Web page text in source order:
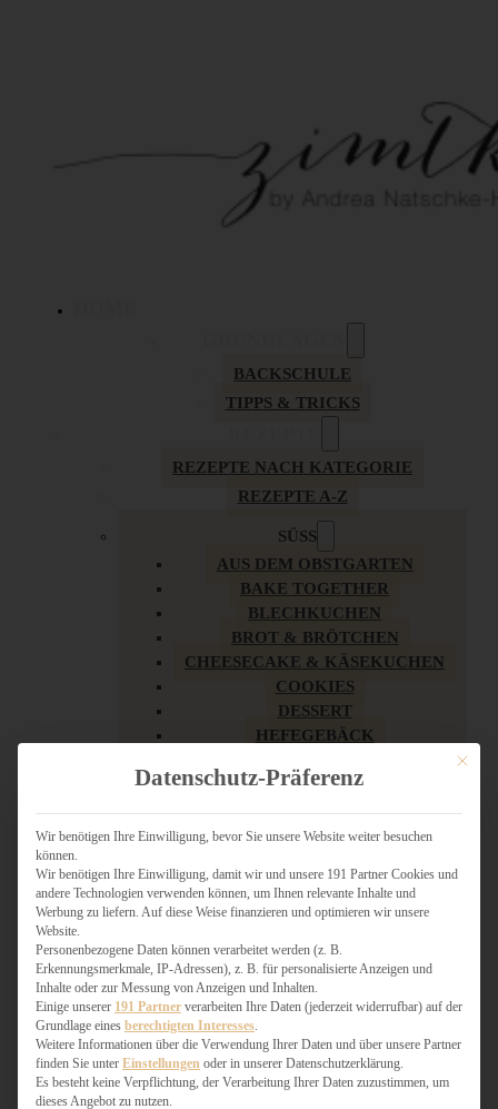
BACKSCHULE
TIPPS & TRICKS
REZEPTE NACH KATEGORIE
REZEPTE A-Z
SÜSS
AUS DEM OBSTGARTEN
BAKE TOGETHER
BLECHKUCHEN
BROT & BRÖTCHEN
CHEESECAKE & KÄSEKUCHEN
COOKIES
DESSERT
HEFEGEBÄCK
KUCHEN
LOW CARB & GESÜNDER
MY AMERICAN BAKERY
SCHOKOLADIGES
SÜSSES HAUPTGERICHT
TÖRTCHEN
VEGAN SÜSS
WEIHNACHTSBÄCKEREI
HERZHAFT
Mit
Datenschutz-Präferenz
Wir benötigen Ihre Einwilligung, bevor Sie unsere Website weiter besuchen
können.
Wir benötigen Ihre Einwilligung, damit wir und unsere 191 Partner Cookies und
andere Technologien verwenden können, um Ihnen relevante Inhalte und
Werbung zu liefern. Auf diese Weise finanzieren und optimieren wir unsere
Website.
Personenbezogene Daten können verarbeitet werden (z. B.
Erkennungsmerkmale, IP-Adressen), z. B. für personalisierte Anzeigen und
Inhalte oder zur Messung von Anzeigen und Inhalten.
Einige unserer 191 Partner verarbeiten Ihre Daten (jederzeit widerrufbar) auf der
Grundlage eines berechtigten Interesses
Weitere Informationen über die Verwendung Ihrer Daten und über unsere Partner
finden Sie unter Einstellungen oder in unserer Datenschutzerklärung.
Es besteht keine Verpflichtung, der Verarbeitung Ihrer Daten zuzustimmen, um
dieses Angebot zu nutzen.